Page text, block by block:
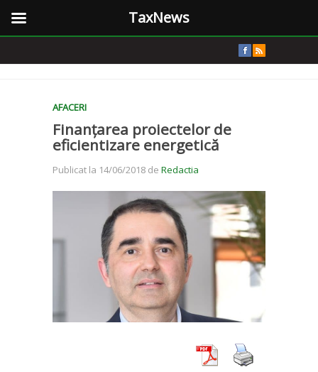
AFACERI
Finanțarea proiectelor de
eficientizare energetică
Publicat la 14/06/2018 de Redactia
TaxNews